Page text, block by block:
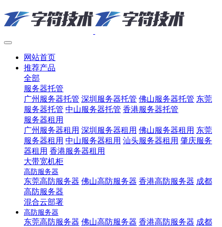
网站首页
推荐产品
全部
服务器托管
广州服务器托管 深圳服务器托管 佛山服务器托管 东莞
服务器托管 中山服务器托管 香港服务器托管
服务器租用
广州服务器租用 深圳服务器租用 佛山服务器租用 东莞
服务器租用 中山服务器租用 汕头服务器租用 肇庆服务
器租用 香港服务器租用
大带宽机柜
高防服务器
东莞高防服务器 佛山高防服务器 香港高防服务器 成都
高防服务器
混合云部署
高防服务器
东莞高防服务器 佛山高防服务器 香港高防服务器 成都